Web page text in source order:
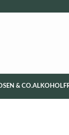
& CO.